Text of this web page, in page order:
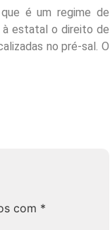
é um regime de
à estatal o direito de
no pré-sal. O
com *